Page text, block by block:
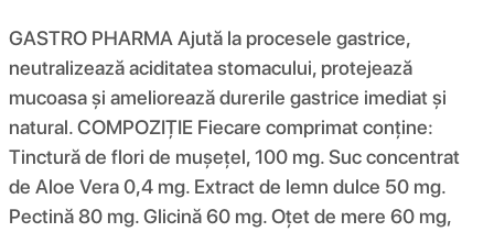
GASTRO PHARMA Ajută la procesele gastrice,
neutralizează aciditatea stomacului, protejează
mucoasa și ameliorează durerile gastrice imediat și
natural. COMPOZIŢIE Fiecare comprimat conține:
Tinctură de flori de mușețel, 100 mg. Suc concentrat
de Aloe Vera 0,4 mg. Extract de lemn dulce 50 mg.
Pectină 80 mg. Glicină 60 mg. Oțet de mere 60 mg,